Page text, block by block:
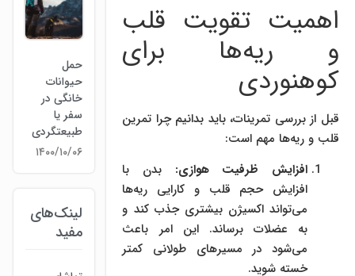
اهمیت تقویت قلب
و ریه‌ها برای
کوهنوردی
قبل از بررسی تمرینات، باید بدانیم چرا تمرین
قلب و ریه‌ها مهم است:
افزایش ظرفیت هوازی: بدن با
افزایش حجم قلب و کارایی ریه‌ها
می‌تواند اکسیژن بیشتری جذب کند و
به عضلات برساند. این امر باعث
می‌شود در مسیرهای طولانی کمتر
خسته شوید.
حمل
حیوانات
خانگی در
سفر یا
طبیعتگردی
۱۴۰۰/۱۰/۰۶
لینک‌های
مفید